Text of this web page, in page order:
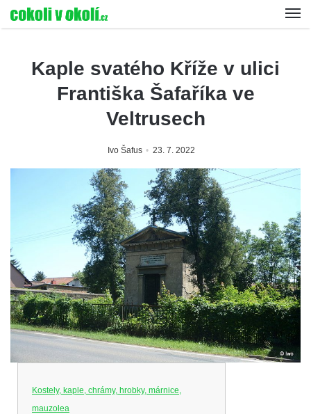
Kaple svatého Kříže v ulici
Františka Šafaříka ve
Veltrusech
Ivo Šafus 23. 7. 2022
Kostely, kaple, chrámy, hrobky, márnice,
mauzolea